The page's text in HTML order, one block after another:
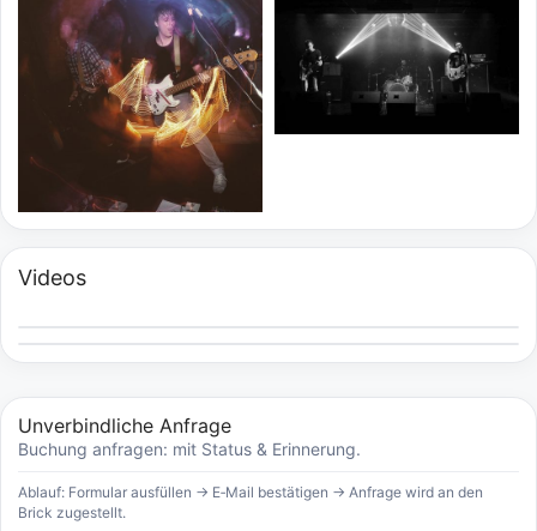
Videos
Unverbindliche Anfrage
Buchung anfragen: mit Status & Erinnerung.
Ablauf: Formular ausfüllen → E‑Mail bestätigen → Anfrage wird an den
Brick zugestellt.